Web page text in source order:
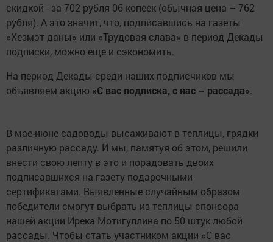
скидкой - за 702 рубля 06 копеек (обычная цена – 762
рубля). А это значит, что, подписавшись на газеты
«Хезмэт даны» или «Трудовая слава» в период Декады
подписки, можно еще и сэкономить.
На период Декады среди наших подписчиков мы
объявляем акцию «С вас подписка, с нас – рассада».
В мае-июне садоводы высаживают в теплицы, грядки
различную рассаду. И мы, памятуя об этом, решили
внести свою лепту в это и порадовать двоих
подписавшихся на газету подарочными
сертификатами. Выявленные случайным образом
победители смогут выбрать из теплицы спонсора
нашей акции Ирека Мотигуллина по 50 штук любой
рассады. Чтобы стать участником акции «С вас